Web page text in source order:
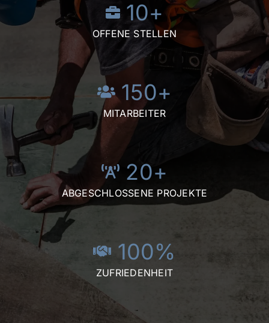
10+
OFFENE STELLEN
150+
MITARBEITER
20+
ABGESCHLOSSENE PROJEKTE
100%
ZUFRIEDENHEIT